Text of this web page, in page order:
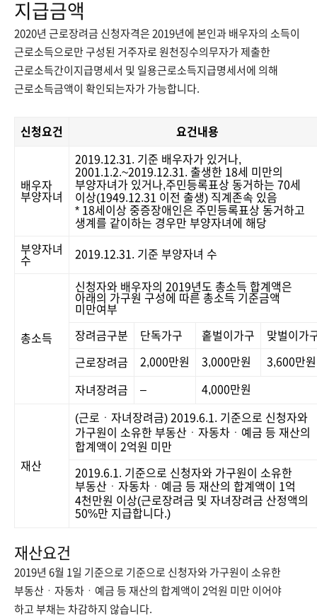
지급금액
2020년 근로장려금 신청자격은 2019년에 본인과 배우자의 소득이
근로소득으로만 구성된 거주자로 원천징수의무자가 제출한
근로소득간이지급명세서 및 일용근로소득지급명세서에 의해
근로소득금액이 확인되는자가 가능합니다.
신청요건 요건내용
배우자
부양자녀
2019.12.31. 기준 배우자가 있거나,
2001.1.2.~2019.12.31. 출생한 18세 미만의
부양자녀가 있거나,주민등록표상 동거하는 70세
이상(1949.12.31 이전 출생) 직계존속 있음
* 18세이상 중증장애인은 주민등록표상 동거하고
생계를 같이하는 경우만 부양자녀에 해당
부양자녀
수
2019.12.31. 기준 부양자녀 수
총소득
신청자와 배우자의 2019년도 총소득 합계액은
아래의 가구원 구성에 따른 총소득 기준금액
미만여부
장려금구분 단독가구 홑벌이가구 맞벌이가
근로장려금 2,000만원 3,000만원 3,600만원
자녀장려금 – 4,000만원
재산
(근로ㆍ자녀장려금) 2019.6.1. 기준으로 신청자와
가구원이 소유한 부동산ㆍ자동차ㆍ예금 등 재산의
합계액이 2억원 미만
2019.6.1. 기준으로 신청자와 가구원이 소유한
부동산ㆍ자동차ㆍ예금 등 재산의 합계액이 1억
4천만원 이상(근로장려금 및 자녀장려금 산정액의
50%만 지급합니다.)
재산요건
2019년 6월 1일 기준으로 기준으로 신청자와 가구원이 소유한
부동산ㆍ자동차ㆍ예금 등 재산의 합계액이 2억원 미만 이어야
하고 부채는 차감하지 않습니다.